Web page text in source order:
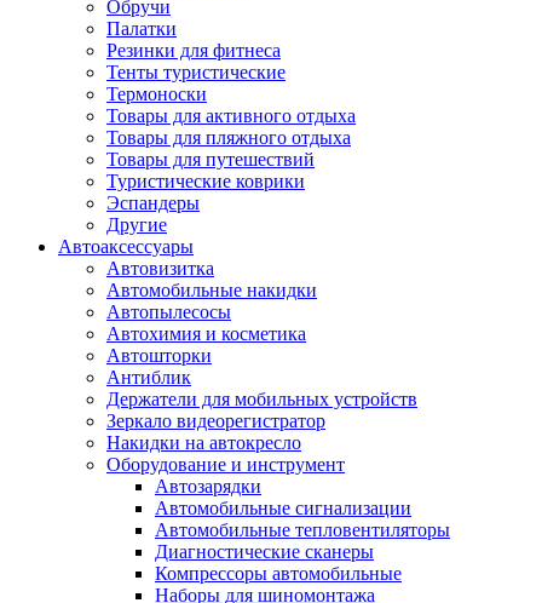
Обручи
Палатки
Резинки для фитнеса
Тенты туристические
Термоноски
Товары для активного отдыха
Товары для пляжного отдыха
Товары для путешествий
Туристические коврики
Эспандеры
Другие
Автоаксессуары
Автовизитка
Автомобильные накидки
Автопылесосы
Автохимия и косметика
Автошторки
Антиблик
Держатели для мобильных устройств
Зеркало видеорегистратор
Накидки на автокресло
Оборудование и инструмент
Автозарядки
Автомобильные сигнализации
Автомобильные тепловентиляторы
Диагностические сканеры
Компрессоры автомобильные
Наборы для шиномонтажа